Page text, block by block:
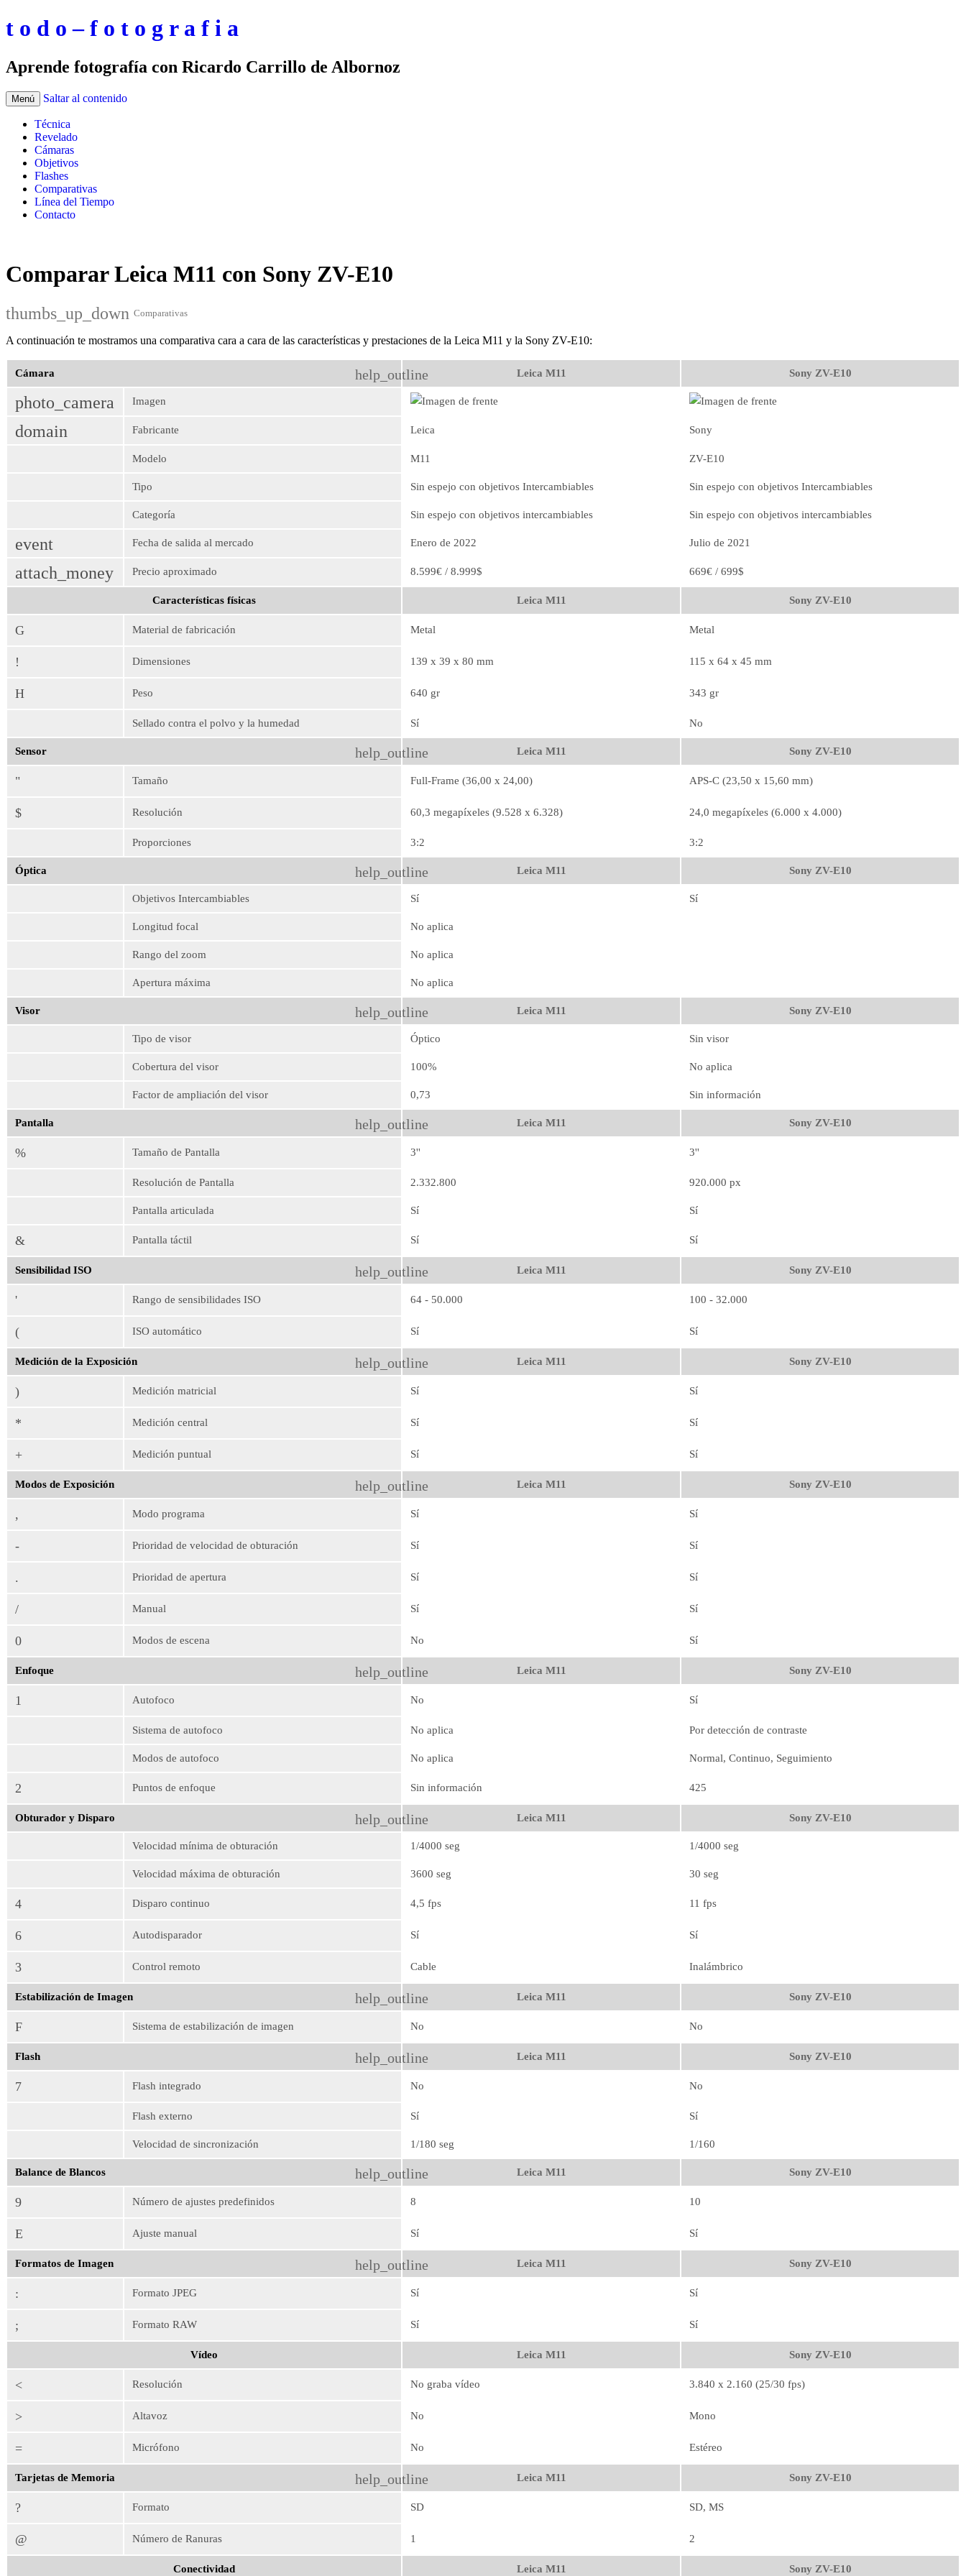
t o d o – f o t o g r a f i a
Aprende fotografía con Ricardo Carrillo de Albornoz
Menú Saltar al contenido
Técnica
Revelado
Cámaras
Objetivos
Flashes
Comparativas
Línea del Tiempo
Contacto
Comparar Leica M11 con Sony ZV-E10
thumbs_up_down Comparativas
A continuación te mostramos una comparativa cara a cara de las características y prestaciones de la Leica M11 y la Sony ZV-E10:
Cámara help_outline Leica M11 Sony ZV-E10
photo_camera Imagen
domain Fabricante Leica Sony
Modelo M11 ZV-E10
Tipo Sin espejo con objetivos Intercambiables Sin espejo con objetivos Intercambiables
Categoría Sin espejo con objetivos intercambiables Sin espejo con objetivos intercambiables
event Fecha de salida al mercado Enero de 2022 Julio de 2021
attach_money Precio aproximado 8.599€ / 8.999$ 669€ / 699$
Características físicas Leica M11 Sony ZV-E10
G Material de fabricación Metal Metal
! Dimensiones 139 x 39 x 80 mm 115 x 64 x 45 mm
H Peso 640 gr 343 gr
Sellado contra el polvo y la humedad Sí No
Sensor help_outline Leica M11 Sony ZV-E10
" Tamaño Full-Frame (36,00 x 24,00) APS-C (23,50 x 15,60 mm)
$ Resolución 60,3 megapíxeles (9.528 x 6.328) 24,0 megapíxeles (6.000 x 4.000)
Proporciones 3:2 3:2
Óptica help_outline Leica M11 Sony ZV-E10
Objetivos Intercambiables Sí Sí
Longitud focal No aplica
Rango del zoom No aplica
Apertura máxima No aplica
Visor help_outline Leica M11 Sony ZV-E10
Tipo de visor Óptico Sin visor
Cobertura del visor 100% No aplica
Factor de ampliación del visor 0,73 Sin información
Pantalla help_outline Leica M11 Sony ZV-E10
% Tamaño de Pantalla 3'' 3''
Resolución de Pantalla 2.332.800 920.000 px
Pantalla articulada Sí Sí
& Pantalla táctil Sí Sí
Sensibilidad ISO help_outline Leica M11 Sony ZV-E10
' Rango de sensibilidades ISO 64 - 50.000 100 - 32.000
( ISO automático Sí Sí
Medición de la Exposición help_outline Leica M11 Sony ZV-E10
) Medición matricial Sí Sí
* Medición central Sí Sí
+ Medición puntual Sí Sí
Modos de Exposición help_outline Leica M11 Sony ZV-E10
, Modo programa Sí Sí
- Prioridad de velocidad de obturación Sí Sí
. Prioridad de apertura Sí Sí
/ Manual Sí Sí
0 Modos de escena No Sí
Enfoque help_outline Leica M11 Sony ZV-E10
1 Autofoco No Sí
Sistema de autofoco No aplica Por detección de contraste
Modos de autofoco No aplica Normal, Continuo, Seguimiento
2 Puntos de enfoque Sin información 425
Obturador y Disparo help_outline Leica M11 Sony ZV-E10
Velocidad mínima de obturación 1/4000 seg 1/4000 seg
Velocidad máxima de obturación 3600 seg 30 seg
4 Disparo continuo 4,5 fps 11 fps
6 Autodisparador Sí Sí
3 Control remoto Cable Inalámbrico
Estabilización de Imagen help_outline Leica M11 Sony ZV-E10
F Sistema de estabilización de imagen No No
Flash help_outline Leica M11 Sony ZV-E10
7 Flash integrado No No
Flash externo Sí Sí
Velocidad de sincronización 1/180 seg 1/160
Balance de Blancos help_outline Leica M11 Sony ZV-E10
9 Número de ajustes predefinidos 8 10
E Ajuste manual Sí Sí
Formatos de Imagen help_outline Leica M11 Sony ZV-E10
: Formato JPEG Sí Sí
; Formato RAW Sí Sí
Vídeo Leica M11 Sony ZV-E10
< Resolución No graba vídeo 3.840 x 2.160 (25/30 fps)
> Altavoz No Mono
= Micrófono No Estéreo
Tarjetas de Memoria help_outline Leica M11 Sony ZV-E10
? Formato SD SD, MS
@ Número de Ranuras 1 2
Conectividad Leica M11 Sony ZV-E10